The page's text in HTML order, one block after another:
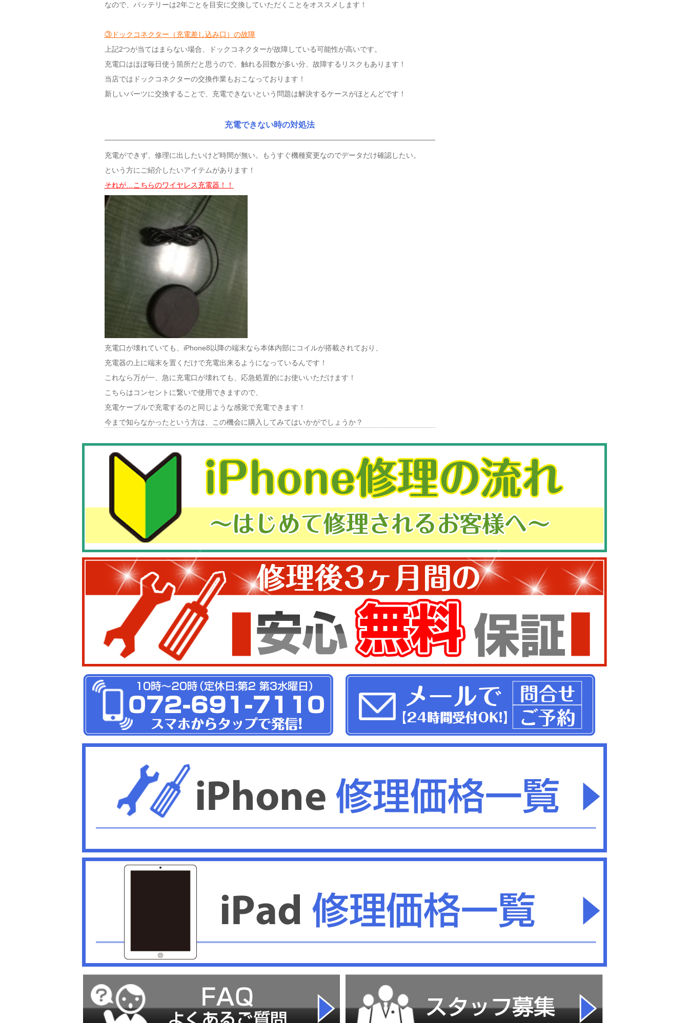
なので、バッテリーは2年ごとを目安に交換していただくことをオススメします！
③ドックコネクター（充電差し込み口）の故障
上記2つが当てはまらない場合、ドックコネクターが故障している可能性が高いです。
充電口はほぼ毎日使う箇所だと思うので、触れる回数が多い分、故障するリスクもあります！
当店ではドックコネクターの交換作業もおこなっております！
新しいパーツに交換することで、充電できないという問題は解決するケースがほとんどです！
充電できない時の対処法
充電ができず、修理に出したいけど時間が無い。もうすぐ機種変更なのでデータだけ確認したい。
という方にご紹介したいアイテムがあります！
それが…こちらのワイヤレス充電器！！
充電口が壊れていても、iPhone8以降の端末なら本体内部にコイルが搭載されており、
充電器の上に端末を置くだけで充電出来るようになっているんです！
これなら万が一、急に充電口が壊れても、応急処置的にお使いいただけます！
こちらはコンセントに繋いで使用できますので、
充電ケーブルで充電するのと同じような感覚で充電できます！
今まで知らなかったという方は、この機会に購入してみてはいかがでしょうか？